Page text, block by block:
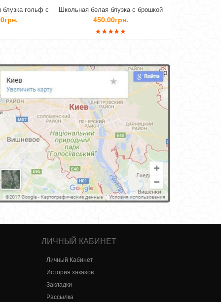
Школьная белая блузка с брошкой
Школьная блузка белая с
ЛИЧНЫЙ КАБИНЕТ
Личный Кабинет
История заказов
Закладки
Рассылка